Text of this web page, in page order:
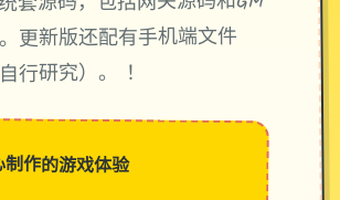
更新版还配有手机端文件
行研究）。 ！
制作的游戏体验